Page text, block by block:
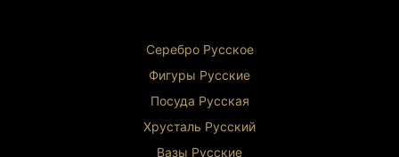
атмосферы для практик
Религиозное использование
буддийского алтаря
: сохранение культурной ценности
Почему стоит приобрести
Эта статуэтка — не просто предмет декора, а
Серебро Русское
Фигуры Русские
Посуда Русская
Хрусталь Русский
Вазы Русские